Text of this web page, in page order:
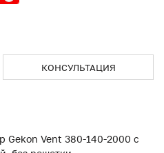
КОНСУЛЬТАЦИЯ